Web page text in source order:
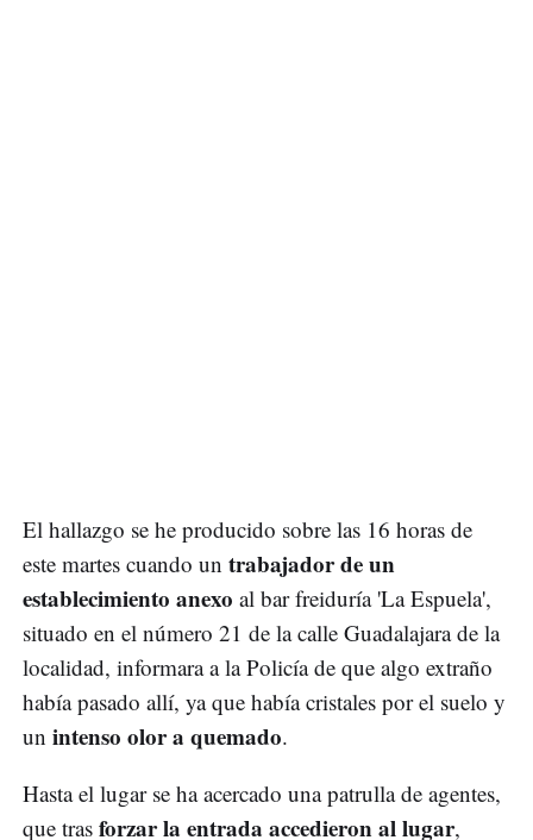
El hallazgo se he producido sobre las 16 horas de
este martes cuando un trabajador de un
establecimiento anexo al bar freiduría 'La Espuela',
situado en el número 21 de la calle Guadalajara de la
localidad, informara a la Policía de que algo extraño
había pasado allí, ya que había cristales por el suelo y
un intenso olor a quemado.
Hasta el lugar se ha acercado una patrulla de agentes,
que tras forzar la entrada accedieron al lugar,